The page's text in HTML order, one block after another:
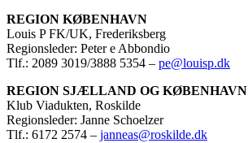
REGION KØBENHAVN
Louis P FK/UK, Frederiksberg
Regionsleder: Peter e Abbondio
Tlf.: 2089 3019/3888 5354 – pe@louisp.dk
REGION SJÆLLAND OG KØBENHAVN
Klub Viadukten, Roskilde
Regionsleder: Janne Schoelzer
Tlf.: 6172 2574 – janneas@roskilde.dk